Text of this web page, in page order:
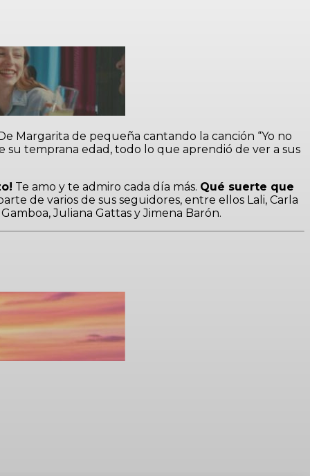
Margarita de pequeña cantando la canción “Yo no
su temprana edad, todo lo que aprendió de ver a sus
Te amo y te admiro cada día más. Qué suerte que
de varios de sus seguidores, entre ellos Lali, Carla
Juliana Gattas y Jimena Barón.